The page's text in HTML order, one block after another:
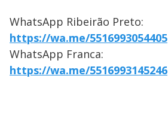
WhatsApp Ribeirão Preto:
https://wa.me/5516993054405
WhatsApp Franca:
https://wa.me/5516993145246